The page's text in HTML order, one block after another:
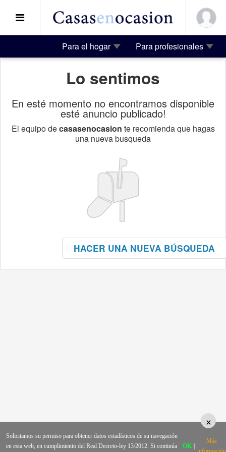
Para el hogar Para profesionales
Lo sentimos
En esté momento no encontramos disponible
esté anuncio publicado!
El equipo decasasenocasion te recomienda que hagas
una nueva busqueda
HACER UNA NUEVA BÚSQUEDA
×
Solicitamos su permiso para obtener datos estadísticos de su navegación
en esta web, en cumplimiento del Real Decreto-ley 13/2012. Si continúa
OK
Más